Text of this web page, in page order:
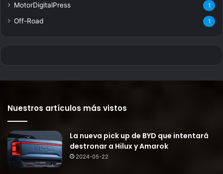
MotorDigitalPress 1
Off-Road 1
Nuestros artículos más vistos
La nueva pick up de BYD que intentará
destronar a Hilux y Amarok
2024-05-22